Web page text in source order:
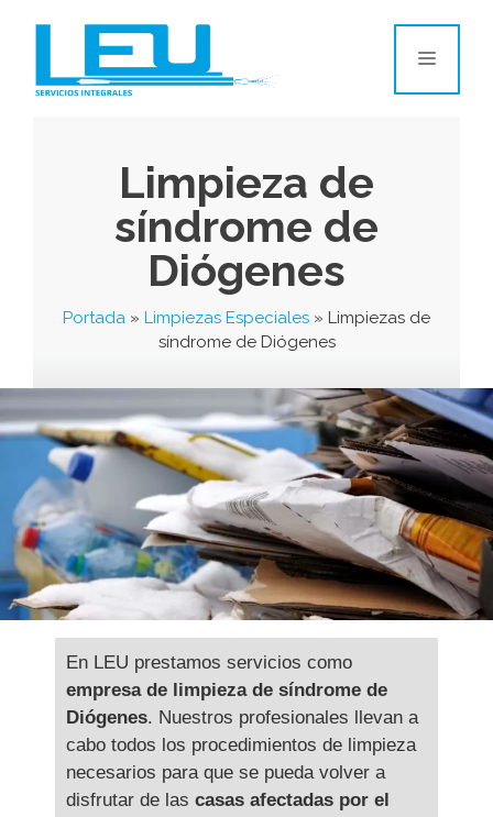
Limpieza de
síndrome de
Diógenes
Portada » Limpiezas Especiales » Limpiezas de
síndrome de Diógenes
En LEU prestamos servicios como
empresa de limpieza de síndrome de
Diógenes. Nuestros profesionales llevan a
cabo todos los procedimientos de limpieza
necesarios para que se pueda volver a
disfrutar de las casas afectadas por el